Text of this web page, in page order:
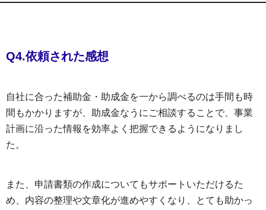
Q4.依頼された感想
自社に合った補助金・助成金を一から調べるのは手間も時
間もかかりますが、助成金なうにご相談することで、事業
計画に沿った情報を効率よく把握できるようになりまし
た。
また、申請書類の作成についてもサポートいただけるた
め、内容の整理や文章化が進めやすくなり、とても助かっ